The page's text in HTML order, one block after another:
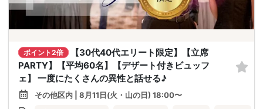
ポイント2倍
【30代40代エリート限定】【立席
PARTY】【平均60名】【デザート付きビュッフ
ェ】 一度にたくさんの異性と話せる♪
その他区内 | 8月11日(火・山の日) 18:00〜